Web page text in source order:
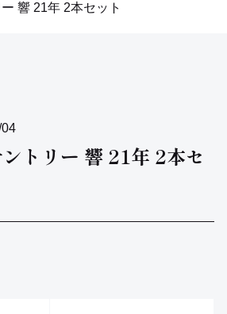
響 21年 2本セット
トリー 響 21年 2本セ